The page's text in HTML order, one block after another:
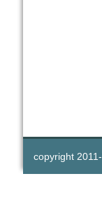
copyright 2011-